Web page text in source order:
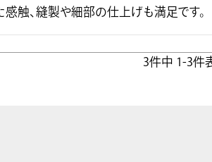
感触、縫製や細部の仕上げも満足です。
3件中 1-3件